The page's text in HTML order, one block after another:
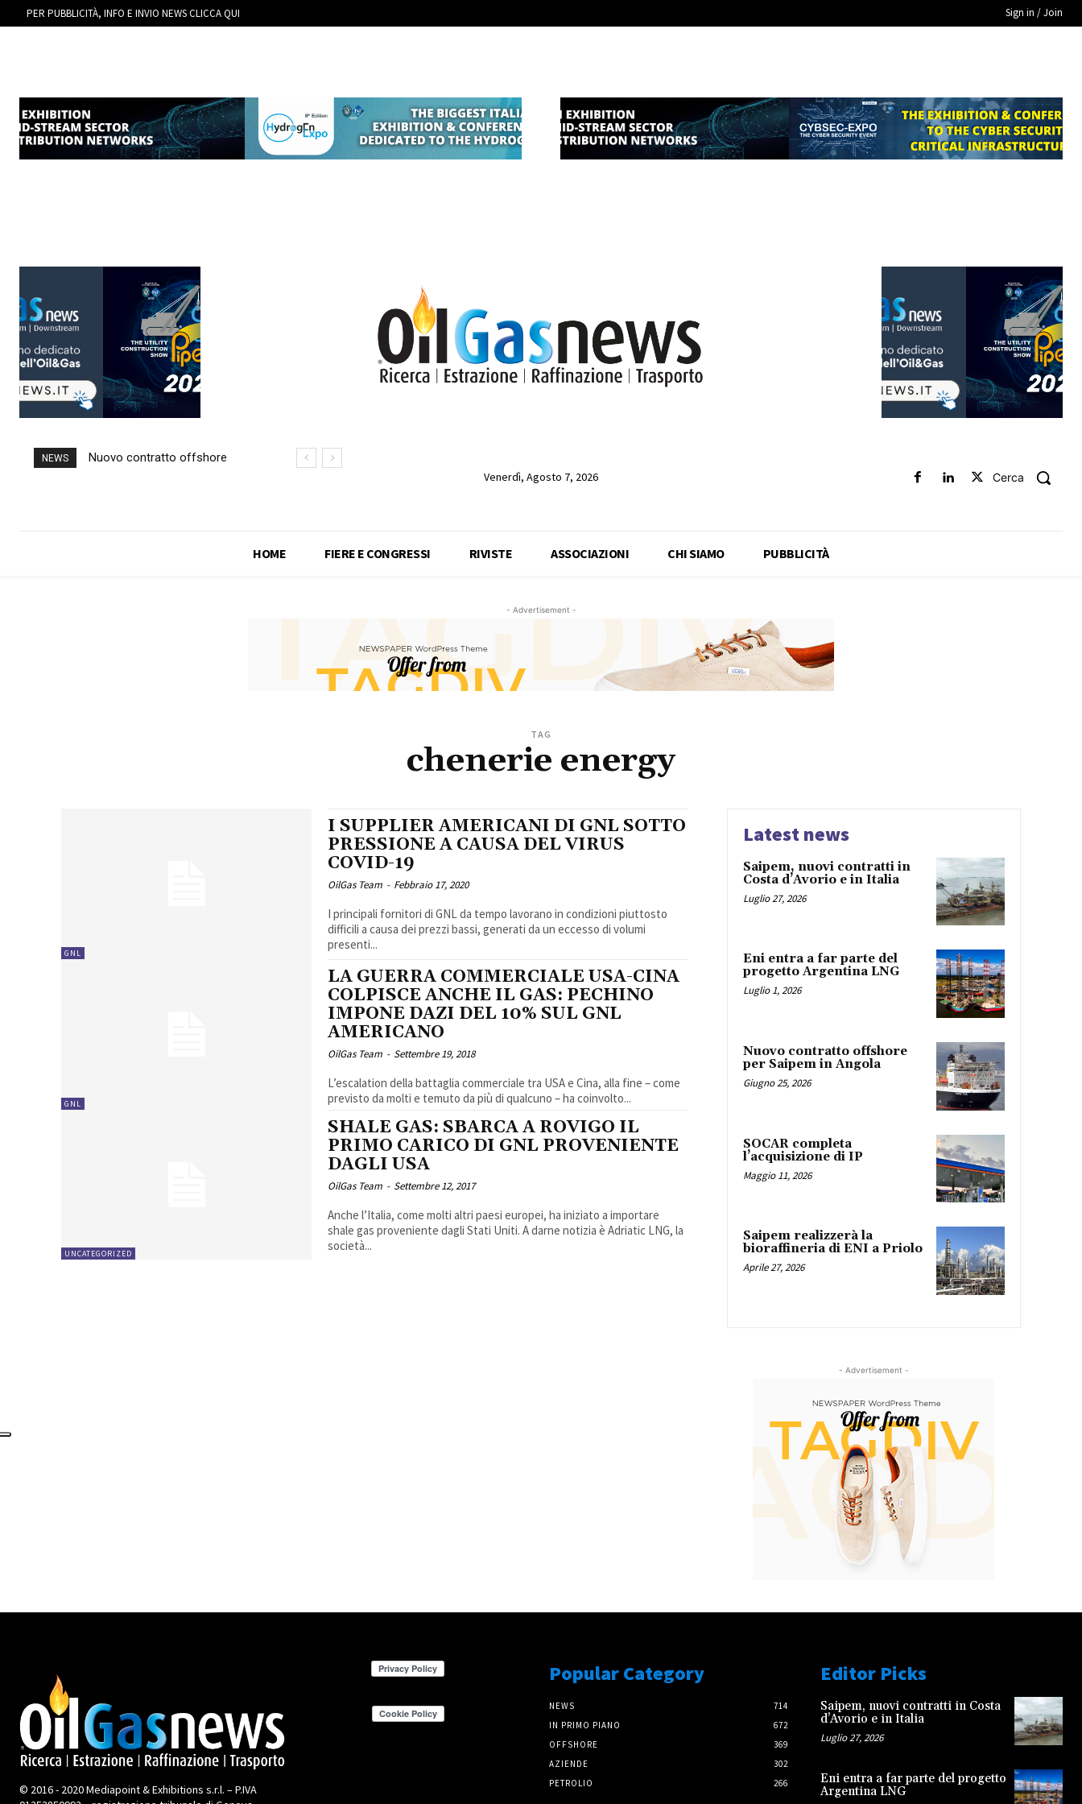
PER PUBBLICITÀ, INFO E INVIO NEWS CLICCA QUI Sign in / Join
NEWS
Nuovo contratto offshore
Venerdì, Agosto 7, 2026 Cerca
HOME FIERE E CONGRESSI RIVISTE ASSOCIAZIONI CHI SIAMO PUBBLICITÀ
- Advertisement -
TAG
chenerie energy
GNL
I SUPPLIER AMERICANI DI GNL SOTTO
PRESSIONE A CAUSA DEL VIRUS
COVID-19
OilGas Team - Febbraio 17, 2020
I principali fornitori di GNL da tempo lavorano in condizioni piuttosto
difficili a causa dei prezzi bassi, generati da un eccesso di volumi
presenti...
GNL
LA GUERRA COMMERCIALE USA-CINA
COLPISCE ANCHE IL GAS: PECHINO
IMPONE DAZI DEL 10% SUL GNL
AMERICANO
OilGas Team - Settembre 19, 2018
L’escalation della battaglia commerciale tra USA e Cina, alla fine – come
previsto da molti e temuto da più di qualcuno – ha coinvolto...
UNCATEGORIZED
SHALE GAS: SBARCA A ROVIGO IL
PRIMO CARICO DI GNL PROVENIENTE
DAGLI USA
OilGas Team - Settembre 12, 2017
Anche l’Italia, come molti altri paesi europei, ha iniziato a importare
shale gas proveniente dagli Stati Uniti. A darne notizia è Adriatic LNG, la
società...
Latest news
Saipem, nuovi contratti in
Costa d’Avorio e in Italia
Luglio 27, 2026
Eni entra a far parte del
progetto Argentina LNG
Luglio 1, 2026
Nuovo contratto offshore
per Saipem in Angola
Giugno 25, 2026
SOCAR completa
l’acquisizione di IP
Maggio 11, 2026
Saipem realizzerà la
bioraffineria di ENI a Priolo
Aprile 27, 2026
- Advertisement -
© 2016 - 2020 Mediapoint & Exhibitions s.r.l. – P.IVA
Popular Category
NEWS
714
IN PRIMO PIANO
672
OFFSHORE
369
AZIENDE
302
PETROLIO
266
Editor Picks
Saipem, nuovi contratti in Costa
d’Avorio e in Italia
Luglio 27, 2026
Eni entra a far parte del progetto
Argentina LNG